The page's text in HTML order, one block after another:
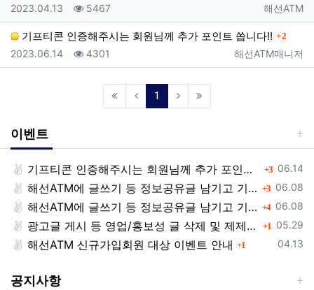
등록자
해선ATM
등록일
2023.04.13 조회
5467
기프티콘 인증해주시는 회원님께 추가 포인트 쏩니다!! 댓글
2
등록자
해선ATM매니저
등록일
2023.06.14 조회
4301
1 (current)
이벤트
등록일
06.14
기프티콘 인증해주시는 회원님께 추가 포인트 쏩니다!! 3댓글
등록일
06.08
해선ATM에 글쓰기 등 정보공유글 남기고 기프티콘 받자! 3댓글
등록일
06.08
해선ATM에 글쓰기 등 정보공유글 남기고 기프티콘 받자! 4댓글
등록일
05.29
광고글 게시 등 영업/홍보성 글 삭제 및 제제대상입니다. 1댓글
등록일
04.13
해선ATM 신규가입회원 대상 이벤트 안내 1
공지사항